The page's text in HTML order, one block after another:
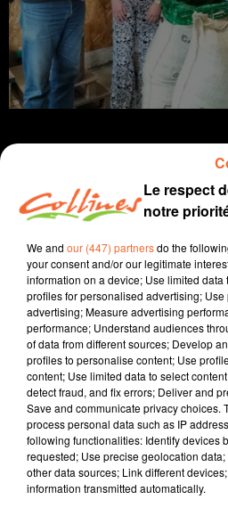
info
18 juin 2026 - 14 min 47 sec
JOURNAL DU JEUDI 18 JUIN (MIDI)
Fabien Gazeau
L'info près de chez vous
Présenté par Fabien Gazeau
- Un nouveau président pour
des Deux-Sèvres : Nicolas
Pierre Missioux
- Servex (photo) torréfie 800
grains dans son atelier de
- Un parcours Terr'Aventura
Le respect
notre
We and our (447) partnersdo the
your consent and/or our legitimate
information on a device; Use limited
profiles for personalised advertising;
advertising; Measure advertising
performance; Understand audiences
of data from different sources; Develop
profiles to personalise content; Use
content; Use limited data to select
detect fraud, and fix errors; Deliver and
Save and communicate privacy choices.
process personal data such as IP
following functionalities: Identify devices
requested; Use precise geolocation
other data sources; Link different
information transmitted automatically.